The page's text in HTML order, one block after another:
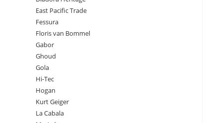
East Pacific Trade
Fessura
Floris van Bommel
Gabor
Ghoud
Gola
Hi-Tec
Hogan
Kurt Geiger
La Cabala